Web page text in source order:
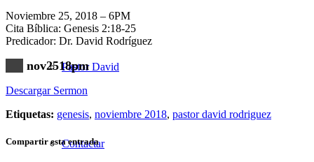
Pastor David
Contactar
Noviembre 25, 2018 – 6PM
Cita Bíblica: Genesis 2:18-25
Predicador: Dr. David Rodríguez
nov2518pm
Descargar Sermon
Etiquetas: genesis, noviembre 2018, pastor david rodriguez
Compartir esta entrada